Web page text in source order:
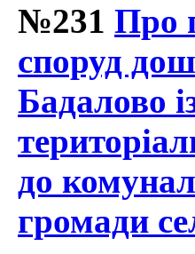
№231 Про
споруд
Бадалово
до
громади